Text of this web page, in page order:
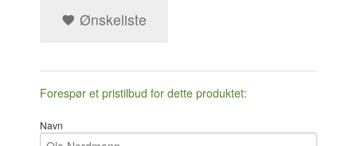
Ønskeliste
Forespør et pristilbud for dette produktet:
Navn